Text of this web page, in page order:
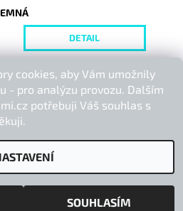
DETAIL
k této položce.
všechna práva vyhrazena
cookies, aby Vám umožnily
- pro analýzu provozu. Dalším
potřebuji Váš souhlas s
SOUHLASÍM